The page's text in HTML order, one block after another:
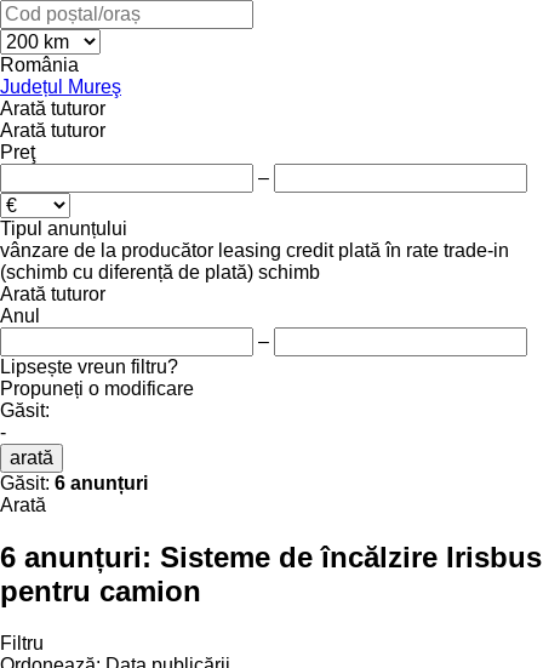
România
Județul Mureş
Arată tuturor
Arată tuturor
Preţ
–
Tipul anunțului
vânzare de la producător leasing credit plată în rate trade-in
(schimb cu diferență de plată) schimb
Arată tuturor
Anul
–
Lipsește vreun filtru?
Propuneți o modificare
Găsit:
-
arată
Găsit: 6 anunțuri
Arată
6 anunțuri: Sisteme de încălzire Irisbus
pentru camion
Filtru